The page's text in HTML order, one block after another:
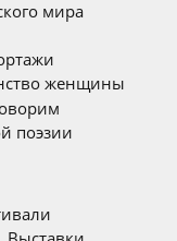
мира
женщины
поэзии